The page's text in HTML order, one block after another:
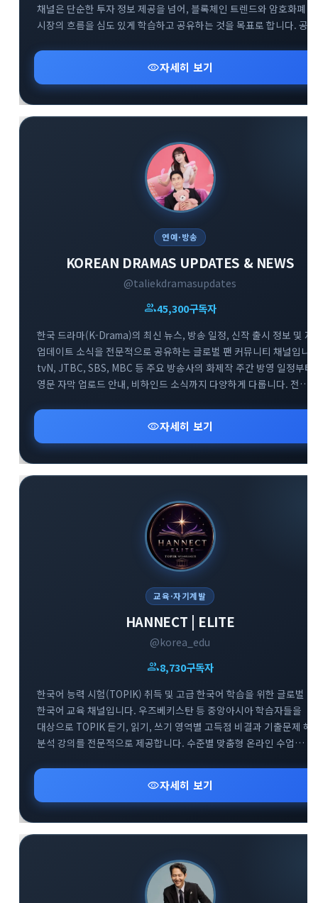
채널은 단순한 투자 정보 제공을 넘어, 블록체인 트렌드와 암호화폐
시장의 흐름을 심도 있게 학습하고 공유하는 것을 목표로 합니다. 공식
드리며, 소통을 위한 대화방(@Raoni2)도 함께 운영하여 투자자 간의
건전한 정보 교류를 돕고 있습니다. 끊임없이 진화하는 크립토
생태계에서 함께 공부하며 스마트한 투자 기준을 세워보세요.
visibility자세히 보기
연예·방송
KOREAN DRAMAS UPDATES & NEWS
@taliekdramasupdates
group45,300구독자
한국 드라마(K-Drama)의 최신 뉴스, 방송 일정, 신작 출시 정보 및 자
업데이트 소식을 전문적으로 공유하는 글로벌 팬 커뮤니티 채널입니
tvN, JTBC, SBS, MBC 등 주요 방송사의 화제작 주간 방영 일정부터
영문 자막 업로드 안내, 비하인드 소식까지 다양하게 다룹니다. 전
확인하고 소통하는 대규모 정보 교류의 공간입니다.
visibility자세히 보기
교육·자기계발
HANNECT | ELITE
@korea_edu
group8,730구독자
한국어 능력 시험(TOPIK) 취득 및 고급 한국어 학습을 위한 글로벌
한국어 교육 채널입니다. 우즈베키스탄 등 중앙아시아 학습자들을
대상으로 TOPIK 듣기, 읽기, 쓰기 영역별 고득점 비결과 기출문제 해
분석 강의를 전문적으로 제공합니다. 수준별 맞춤형 온라인 수업
전문 아카데미 소통 공간입니다.
visibility자세히 보기